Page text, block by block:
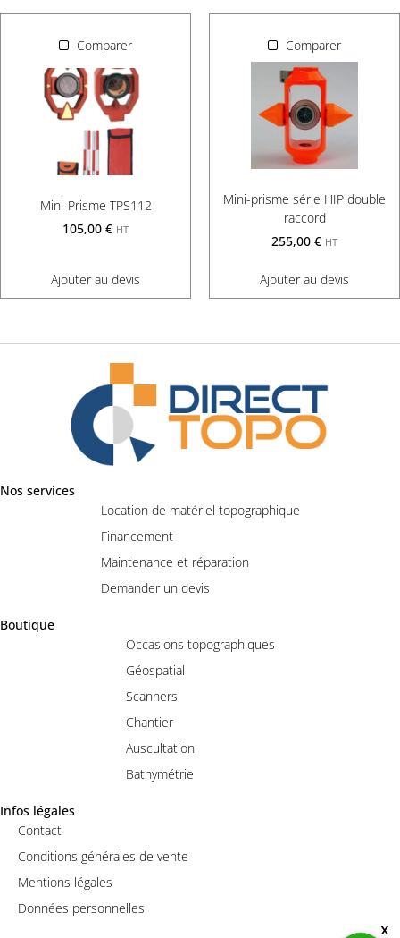
x
Comparer
Mini-Prisme TPS112
105,00 € HT
Ajouter au devis
Comparer
Mini-prisme série HIP double
raccord
255,00 € HT
Ajouter au devis
Nos services
Location de matériel topographique
Financement
Maintenance et réparation
Demander un devis
Boutique
Occasions topographiques
Géospatial
Scanners
Chantier
Auscultation
Bathymétrie
Infos légales
Contact
Conditions générales de vente
Mentions légales
Données personnelles